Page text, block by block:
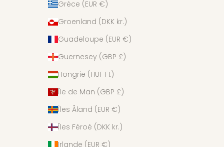
Grèce (EUR €)
Groenland (DKK kr.)
Guadeloupe (EUR €)
Guernesey (GBP £)
Hongrie (HUF Ft)
Île de Man (GBP £)
Îles Åland (EUR €)
Îles Féroé (DKK kr.)
Irlande (EUR €)